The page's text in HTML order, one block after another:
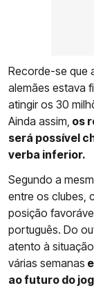
Recorde-se que
alemães estava
atingir os 30
Ainda assim, os
será possível
verba inferior.
Segundo a
entre os clubes,
posição
português. Do
atento à
várias semanas
ao futuro do